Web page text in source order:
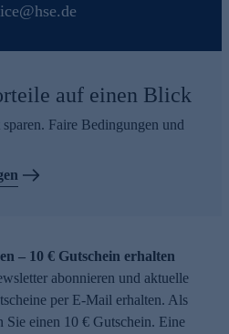
auf einen Blick
Faire Bedingungen und
– 10 € Gutschein erhalten
abonnieren und aktuelle
per E-Mail erhalten. Als
Sie einen 10 € Gutschein. Eine